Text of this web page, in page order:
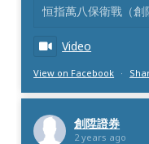
恒指萬八保衛戰（創
Video
View on Facebook ·
創陞證券
2 years ago